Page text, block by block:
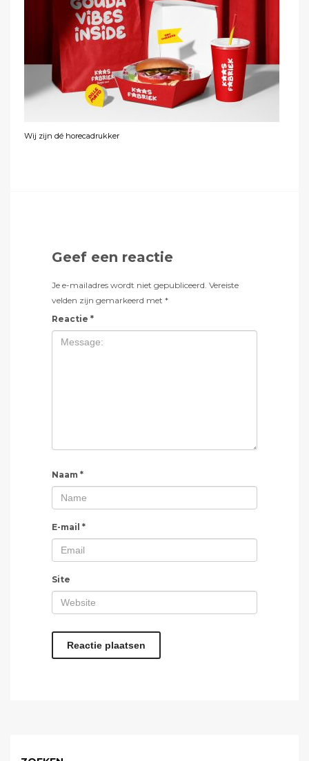
Wij zijn dé horecadrukker
Geef een reactie
Je e-mailadres wordt niet gepubliceerd. Vereiste
velden zijn gemarkeerd met *
Reactie *
Naam *
E-mail *
Site